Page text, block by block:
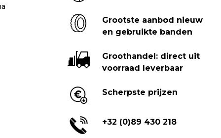
Grootste aanbod nieuw
en gebruikte banden
Groothandel: direct uit
voorraad leverbaar
Scherpste prijzen
+32 (0)89 430 218